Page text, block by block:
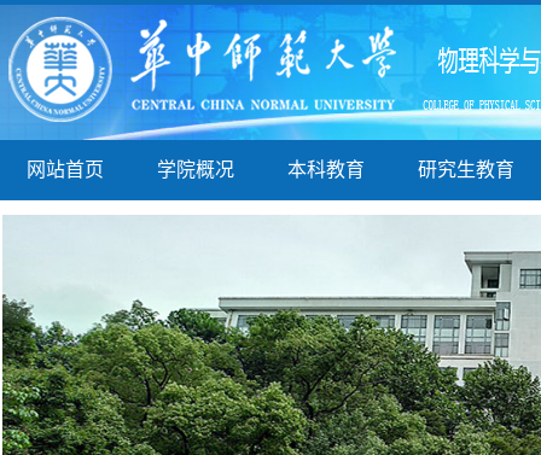
网站首页 学院概况 本科教育 研究生教育